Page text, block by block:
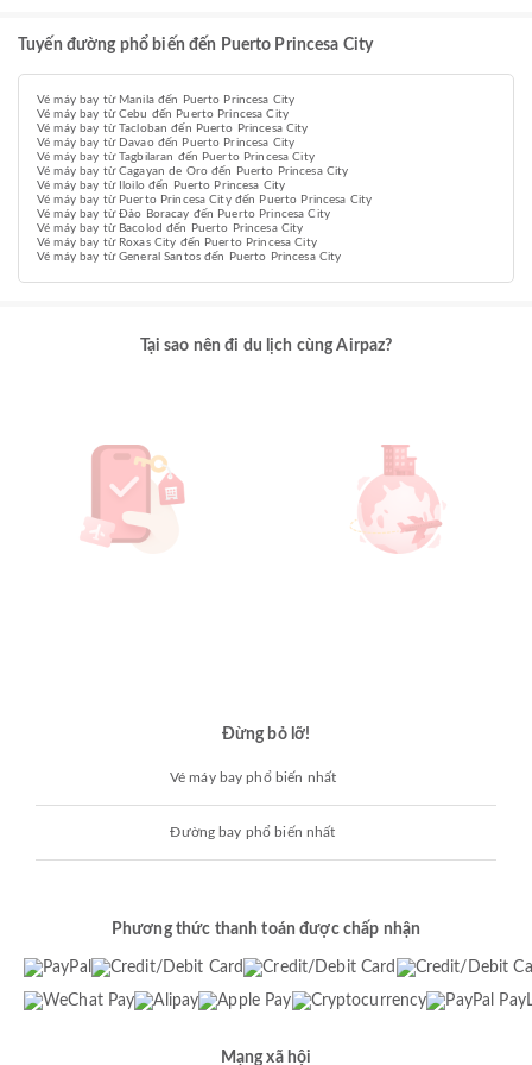
Tuyến đường phổ biến đến Puerto Princesa City
Vé máy bay từ Manila đến Puerto Princesa City
Vé máy bay từ Cebu đến Puerto Princesa City
Vé máy bay từ Tacloban đến Puerto Princesa City
Vé máy bay từ Davao đến Puerto Princesa City
Vé máy bay từ Tagbilaran đến Puerto Princesa City
Vé máy bay từ Cagayan de Oro đến Puerto Princesa City
Vé máy bay từ Iloilo đến Puerto Princesa City
Vé máy bay từ Puerto Princesa City đến Puerto Princesa City
Vé máy bay từ Đảo Boracay đến Puerto Princesa City
Vé máy bay từ Bacolod đến Puerto Princesa City
Vé máy bay từ Roxas City đến Puerto Princesa City
Vé máy bay từ General Santos đến Puerto Princesa City
Tại sao nên đi du lịch cùng Airpaz?
Đừng bỏ lỡ!
Vé máy bay phổ biến nhất
Đường bay phổ biến nhất
Phương thức thanh toán được chấp nhận
Mạng xã hội